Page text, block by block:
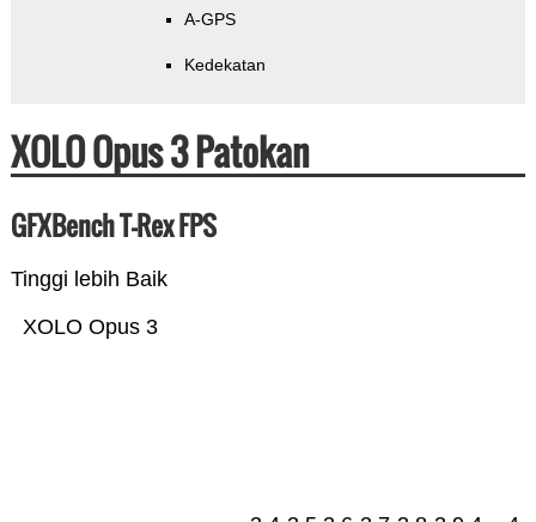
A-GPS
Kedekatan
XOLO Opus 3 Patokan
GFXBench T-Rex FPS
Tinggi lebih Baik
XOLO Opus 3